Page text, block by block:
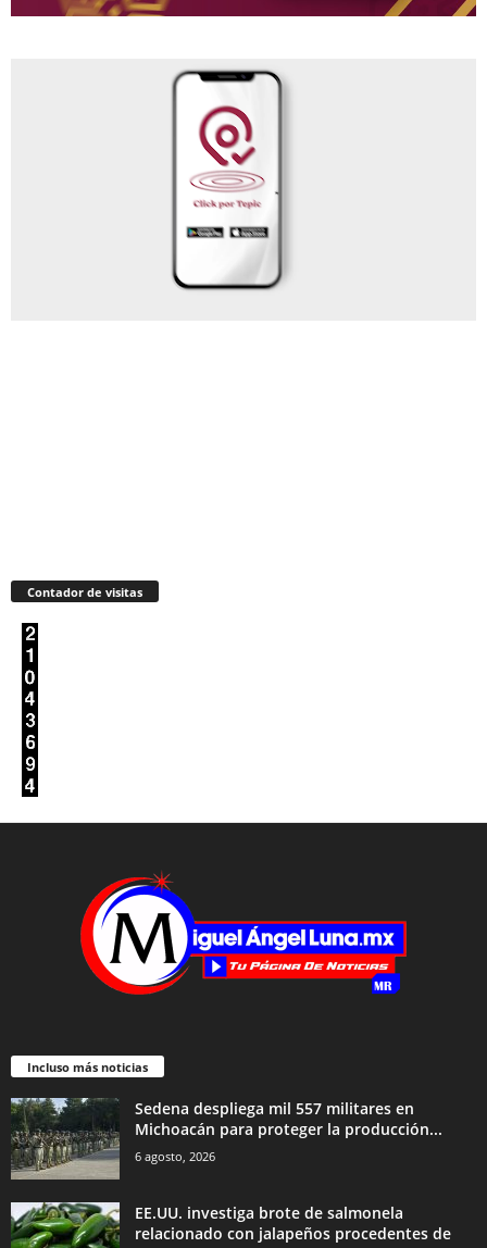
Contador de visitas
Incluso más noticias
Sedena despliega mil 557 militares en
Michoacán para proteger la producción...
6 agosto, 2026
EE.UU. investiga brote de salmonela
relacionado con jalapeños procedentes de